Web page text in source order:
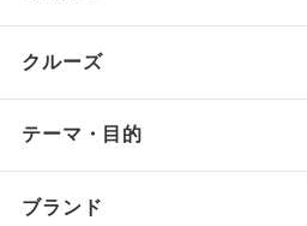
クルーズ
テーマ・目的
ブランド